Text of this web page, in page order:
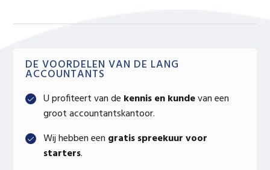
Primary
Sidebar
DE VOORDELEN VAN DE LANG
ACCOUNTANTS
U profiteert van de kennis en kundevan een
groot accountantskantoor.
Wij hebben een gratis spreekuur voor
starters.